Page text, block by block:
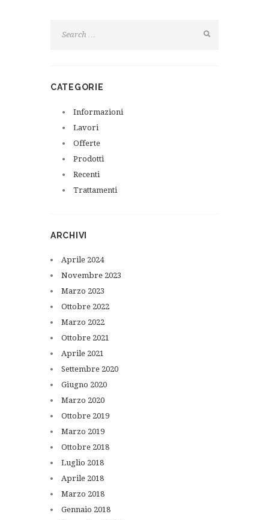
CATEGORIE
Informazioni
Lavori
Offerte
Prodotti
Recenti
Trattamenti
ARCHIVI
Aprile 2024
Novembre 2023
Marzo 2023
Ottobre 2022
Marzo 2022
Ottobre 2021
Aprile 2021
Settembre 2020
Giugno 2020
Marzo 2020
Ottobre 2019
Marzo 2019
Ottobre 2018
Luglio 2018
Aprile 2018
Marzo 2018
Gennaio 2018